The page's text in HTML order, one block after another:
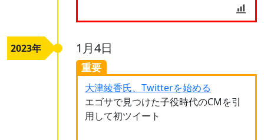
2023年 1月4日
重要
大津綾香氏、Twitterを始める
エゴサで見つけた子役時代のCMを引
用して初ツイート